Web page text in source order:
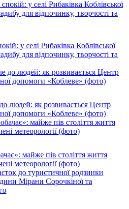
у селі Рибаківка Коблівської
для відпочинку, творчості та
людей: як розвивається Центр
допомоги «Коблеве» (фото)
майже пів століття життя
метеорології (фото)